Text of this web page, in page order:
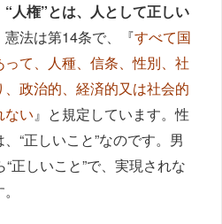
“人権”とは、人として正しい
憲法は第14条で、『すべて国
て、人種、信条、性別、社
政治的、経済的又は社会的
ない』と規定しています。性
“正しいこと”なのです。男
正しいこと”で、実現されな